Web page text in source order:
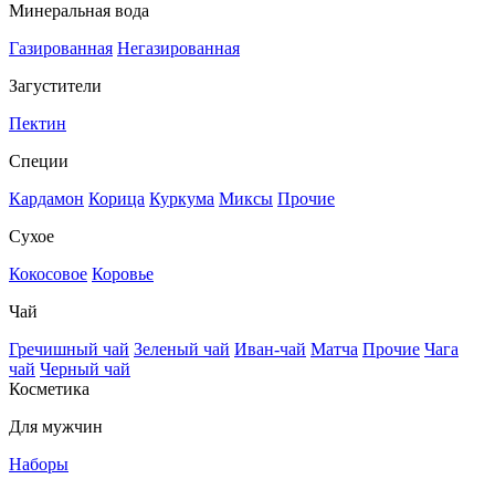
Минеральная вода
Газированная Негазированная
Загустители
Пектин
Специи
Кардамон Корица Куркума Миксы Прочие
Сухое
Кокосовое Коровье
Чай
Гречишный чай Зеленый чай Иван-чай Матча Прочие Чага
чай Черный чай
Косметика
Для мужчин
Наборы